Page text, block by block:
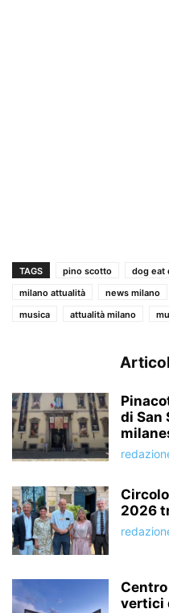
TAGS pino scotto dog eat
milano attualità
news milano
musica
attualità milano
di San
2026
vertici